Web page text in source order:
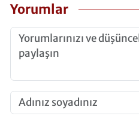
Yorumlar